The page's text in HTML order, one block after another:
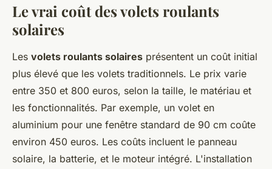
Le vrai coût des volets roulants
solaires
Les volets roulants solaires présentent un coût initial
plus élevé que les volets traditionnels. Le prix varie
entre 350 et 800 euros, selon la taille, le matériau et
les fonctionnalités. Par exemple, un volet en
aluminium pour une fenêtre standard de 90 cm coûte
environ 450 euros. Les coûts incluent le panneau
solaire, la batterie, et le moteur intégré. L'installation